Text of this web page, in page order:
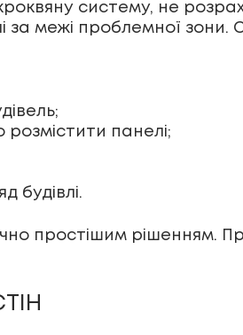
систему, не
за межі проблемної
панелі;
будівлі.
простішим рішенням.